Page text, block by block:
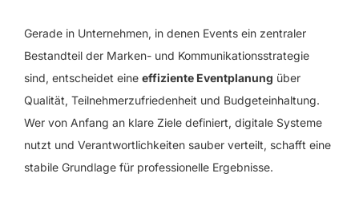
Gerade in Unternehmen, in denen Events ein zentraler
Bestandteil der Marken- und Kommunikationsstrategie
sind, entscheidet eine effiziente Eventplanung über
Qualität, Teilnehmerzufriedenheit und Budgeteinhaltung.
Wer von Anfang an klare Ziele definiert, digitale Systeme
nutzt und Verantwortlichkeiten sauber verteilt, schafft eine
stabile Grundlage für professionelle Ergebnisse.